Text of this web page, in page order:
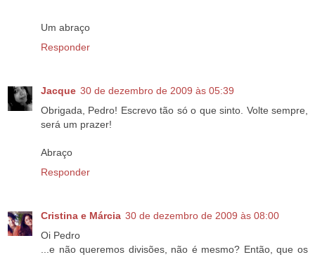
Um abraço
Responder
Jacque 30 de dezembro de 2009 às 05:39
Obrigada, Pedro! Escrevo tão só o que sinto. Volte sempre,
será um prazer!
Abraço
Responder
Cristina e Márcia 30 de dezembro de 2009 às 08:00
Oi Pedro
...e não queremos divisões, não é mesmo? Então, que os